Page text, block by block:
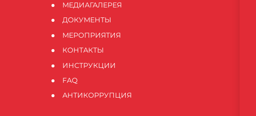
МЕДИАГАЛЕРЕЯ
ДОКУМЕНТЫ
МЕРОПРИЯТИЯ
КОНТАКТЫ
ИНСТРУКЦИИ
FAQ
АНТИКОРРУПЦИЯ